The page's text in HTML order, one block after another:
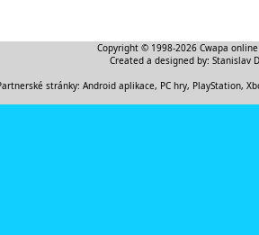
Copyright © 1998-2026 Cwapa
Created a designed by: Stanislav
stránky: Android aplikace, PC hry, PlayStation,